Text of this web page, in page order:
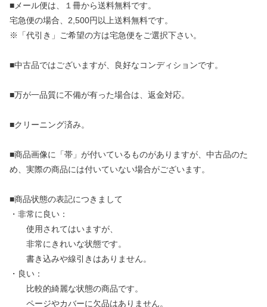
■メール便は、１冊から送料無料です。
宅急便の場合、2,500円以上送料無料です。
※「代引き」ご希望の方は宅急便をご選択下さい。
■中古品ではございますが、良好なコンディションです。
■万が一品質に不備が有った場合は、返金対応。
■クリーニング済み。
■商品画像に「帯」が付いているものがありますが、中古品のた
め、実際の商品には付いていない場合がございます。
■商品状態の表記につきまして
・非常に良い：
使用されてはいますが、
非常にきれいな状態です。
書き込みや線引きはありません。
・良い：
比較的綺麗な状態の商品です。
ページやカバーに欠品はありません。